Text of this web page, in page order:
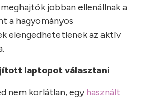
jobban ellenállnak a
a hagyományos
elengedhetetlenek az aktív
laptopot választani
nem korlátlan, egyhasznált